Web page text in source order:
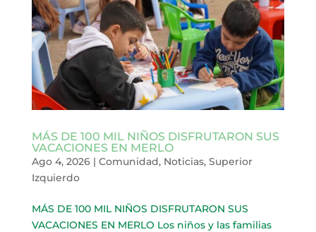
MÁS DE 100 MIL NIÑOS DISFRUTARON SUS
VACACIONES EN MERLO
Ago 4, 2026| Comunidad, Noticias, Superior
Izquierdo
MÁS DE 100 MIL NIÑOS DISFRUTARON SUS
VACACIONES EN MERLO Los niños y las familias